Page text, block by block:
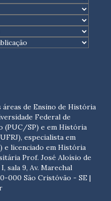
áreas de Ensino de História
Federal de
(PUC/SP) e em História
especialista em
e licenciado em História
Prof. José Aloísio de
sala 9, Av. Marechal
000 São Cristóvão - SE |